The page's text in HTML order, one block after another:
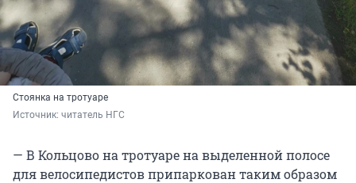
Стоянка на тротуаре
Источник: читатель НГС
— В Кольцово на тротуаре на выделенной полосе
для велосипедистов припаркован таким образом